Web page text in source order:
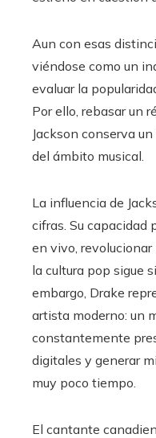
Aun con esas
viéndose como un
evaluar la
Por ello, rebasar un
Jackson conserva
del ámbito musical.
La influencia de
cifras. Su capacidad
en vivo,
la cultura pop sigue
embargo, Drake
artista moderno: un
constantemente
digitales y generar
muy poco tiempo.
El cantante